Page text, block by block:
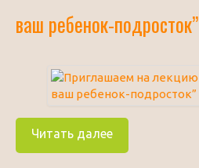
ваш ребенок-подросток”
Читать далее